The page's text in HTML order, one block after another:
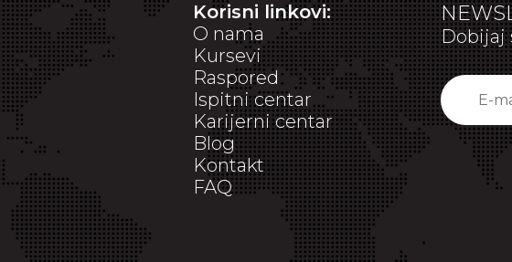
Korisni linkovi:
O nama
Kursevi
Raspored
Ispitni centar
Karijerni centar
Blog
Kontakt
FAQ
Dobijaj